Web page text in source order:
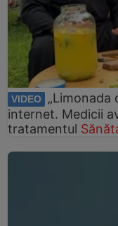
VIDEO
„Limonada
internet. Medicii
tratamentul